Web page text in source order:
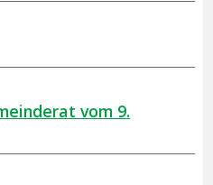
vom 9.